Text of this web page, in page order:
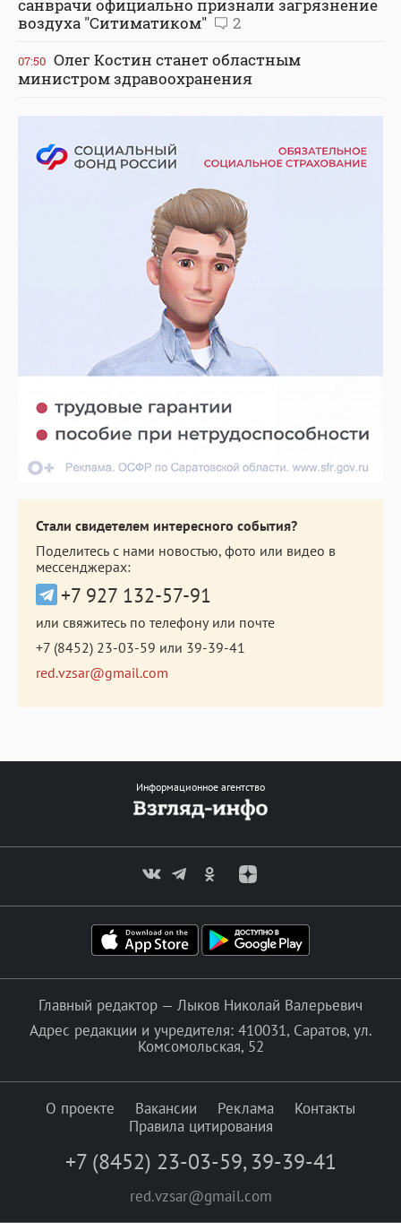
санврачи официально признали загрязнение
воздуха "Ситиматиком"
2
07:50 Олег Костин станет областным
министром здравоохранения
Стали свидетелем интересного события?
Поделитесь с нами новостью, фото или видео в
мессенджерах:
+7 927 132-57-91
или свяжитесь по телефону или почте
+7 (8452) 23-03-59 или 39-39-41
red.vzsar@gmail.com
Информационное агентство
Главный редактор — Лыков Николай Валерьевич
Адрес редакции и учредителя: 410031, Саратов, ул.
Комсомольская, 52
О проекте Вакансии Реклама
Контакты
Правила цитирования
+7 (8452) 23-03-59, 39-39-41
red.vzsar@gmail.com